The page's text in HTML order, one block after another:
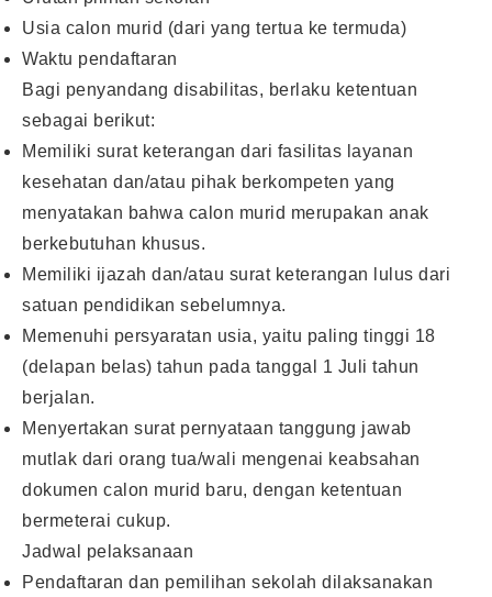
Usia calon murid (dari yang tertua ke termuda)
Waktu pendaftaran
Bagi penyandang disabilitas, berlaku ketentuan
sebagai berikut:
Memiliki surat keterangan dari fasilitas layanan
kesehatan dan/atau pihak berkompeten yang
menyatakan bahwa calon murid merupakan anak
berkebutuhan khusus.
Memiliki ijazah dan/atau surat keterangan lulus dari
satuan pendidikan sebelumnya.
Memenuhi persyaratan usia, yaitu paling tinggi 18
(delapan belas) tahun pada tanggal 1 Juli tahun
berjalan.
Menyertakan surat pernyataan tanggung jawab
mutlak dari orang tua/wali mengenai keabsahan
dokumen calon murid baru, dengan ketentuan
bermeterai cukup.
Jadwal pelaksanaan
Pendaftaran dan pemilihan sekolah dilaksanakan